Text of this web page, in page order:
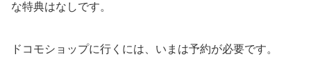
な特典はなしです。
ドコモショップに行くには、いまは予約が必要です。